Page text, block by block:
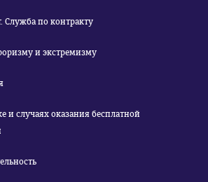
Служба по контракту
и экстремизму
и случаях оказания бесплатной